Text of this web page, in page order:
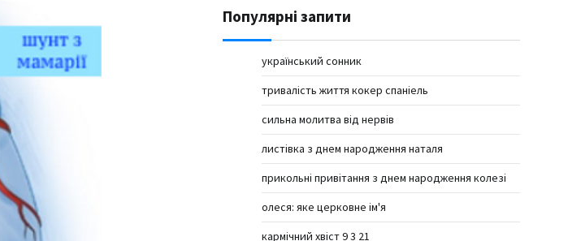
Популярні запити
український сонник
тривалість життя кокер спаніель
сильна молитва від нервів
листівка з днем народження наталя
прикольні привітання з днем народження колезі
олеся: яке церковне ім'я
кармічний хвіст 9 3 21